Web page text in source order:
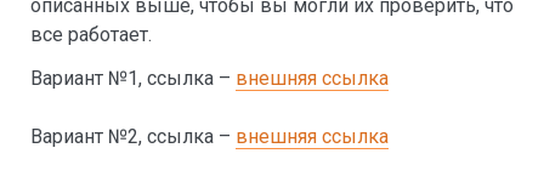
описанных выше, чтобы вы могли их проверить, что
все работает.
Вариант №1, ссылка – внешняя ссылка
Вариант №2, ссылка – внешняя ссылка